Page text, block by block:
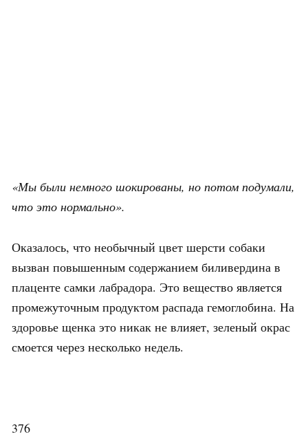
«Мы были немного шокированы, но потом подумали,
что это нормально».
Оказалось, что необычный цвет шерсти собаки
вызван повышенным содержанием биливердина в
плаценте самки лабрадора. Это вещество является
промежуточным продуктом распада гемоглобина. На
здоровье щенка это никак не влияет, зеленый окрас
смоется через несколько недель.
376